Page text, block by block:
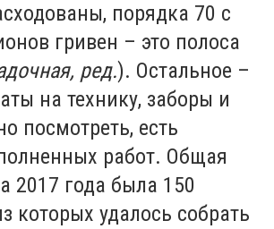
порядка 70 с
гривен – это полоса
ред.). Остальное –
на технику, заборы и
посмотреть, есть
работ. Общая
2017 года была 150
которых удалось собрать